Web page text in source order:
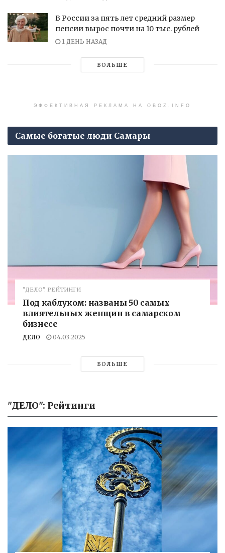
В России за пять лет средний размер
пенсии вырос почти на 10 тыс. рублей
1 ДЕНЬ НАЗАД
БОЛЬШЕ
ЭФФЕКТИВНАЯ РЕКЛАМА НА OBOZ.INFO
Самые богатые люди Самары
"ДЕЛО". РЕЙТИНГИ
Под каблуком: названы 50 самых
влиятельных женщин в самарском
бизнесе
ДЕЛО 04.03.2025
БОЛЬШЕ
"ДЕЛО": Рейтинги